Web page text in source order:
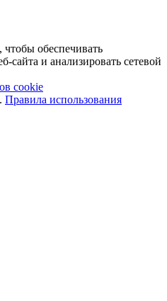
обеспечивать
сайта и анализировать сетевой
cookie
Правила использования